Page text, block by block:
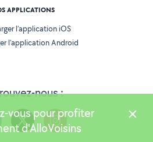
nous :
APPLICATIONS
l’application iOS
l’application Android
vous pour profiter
d'AlloVoisins